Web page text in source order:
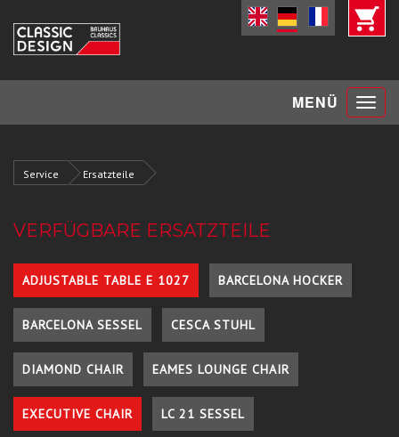
MENÜ Toggle
Service Ersatzteile
VERFÜGBARE ERSATZTEILE
ADJUSTABLE TABLE E 1027 BARCELONA HOCKER
BARCELONA SESSEL CESCA STUHL
DIAMOND CHAIR EAMES LOUNGE CHAIR
EXECUTIVE CHAIR LC 21 SESSEL